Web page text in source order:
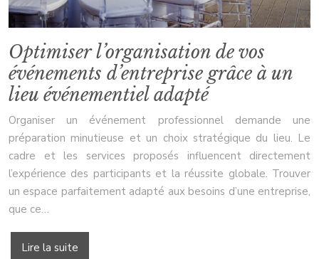
Optimiser l’organisation de vos
événements d’entreprise grâce à un
lieu événementiel adapté
Organiser un événement professionnel demande une
préparation minutieuse et un choix stratégique du lieu. Le
cadre et les services proposés influencent directement
l’expérience des participants et la réussite globale. Trouver
un espace parfaitement adapté aux besoins d’une entreprise,
que ce…
Lire la suite